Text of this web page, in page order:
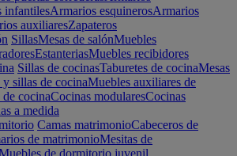
infantilesArmarios esquinerosArmarios
auxiliaresZapateros
SillasMesas de salónMuebles
EstanteriasMuebles recibidores
Sillas de cocinasTaburetes de cocinaMesas
y sillas de cocinaMuebles auxiliares de
cocinaCocinas modularesCocinas
a medida
Camas matrimonioCabeceros de
de matrimonioMesitas de
de dormitorio juvenil